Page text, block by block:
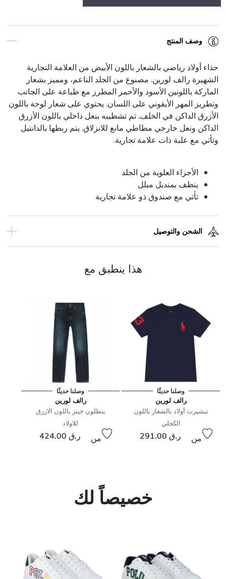
وصف المنتج
حذاء أولاد رياضي بالشعار باللون الأبيض من العلامة التجارية
الشهيرة رالف لورين. مصنوع من الجلد الناعم، ومميز بشعار
الماركة باللونين الأسود والأحمر المطرز مع طباعة على الجانب
وتطريز المهر الأيقوني على اللسان. يحتوي على شعار لوحة باللون
الأزرق الداكن في الخلف. تم تشطيبه بنعل داخلي باللون الأزرق
الداكن ونعل خارجي مطاطي مانع للانزلاق. يتم ربطها بالدانتيل
وتأتي مع علبة ذات علامة تجارية.
الأجزاء العلوية من الجلد
ينظف بمنديل مبلل
تأتي مع صندوق ذو علامة تجارية
الشحن والتوصيل
هذا ينطبق مع
وصلنا حديثًا
رالف لورين
تيشيرت أولاد بالشعار باللون
الكحلي
من ر.ق 291.00
وصلنا حديثًا
رالف لورين
بنطلون جينز باللون الازرق
للاولاد
من ر.ق 424.00
خصيصاً لك